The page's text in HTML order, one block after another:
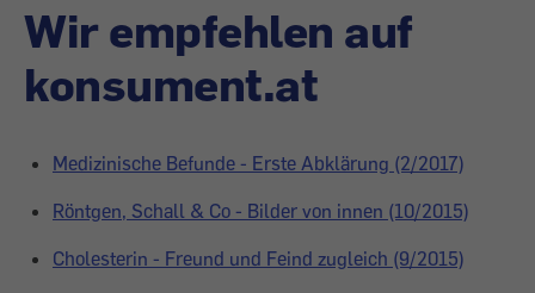
Wir empfehlen auf
konsument.at
Medizinische Befunde - Erste Abklärung (2/2017)
Röntgen, Schall & Co - Bilder von innen (10/2015)
Cholesterin - Freund und Feind zugleich (9/2015)